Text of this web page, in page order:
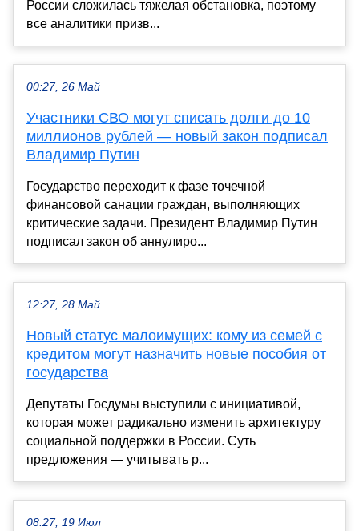
России сложилась тяжелая обстановка, поэтому
все аналитики призв...
00:27, 26 Май
Участники СВО могут списать долги до 10
миллионов рублей — новый закон подписал
Владимир Путин
Государство переходит к фазе точечной
финансовой санации граждан, выполняющих
критические задачи. Президент Владимир Путин
подписал закон об аннулиро...
12:27, 28 Май
Новый статус малоимущих: кому из семей с
кредитом могут назначить новые пособия от
государства
Депутаты Госдумы выступили с инициативой,
которая может радикально изменить архитектуру
социальной поддержки в России. Суть
предложения — учитывать р...
08:27, 19 Июл